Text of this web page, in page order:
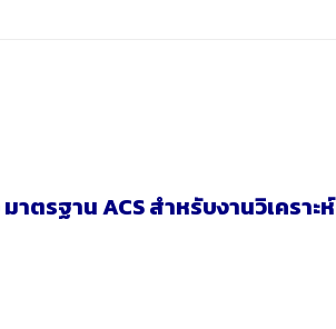
ตรฐาน ACS สำหรับงานวิเคราะห์